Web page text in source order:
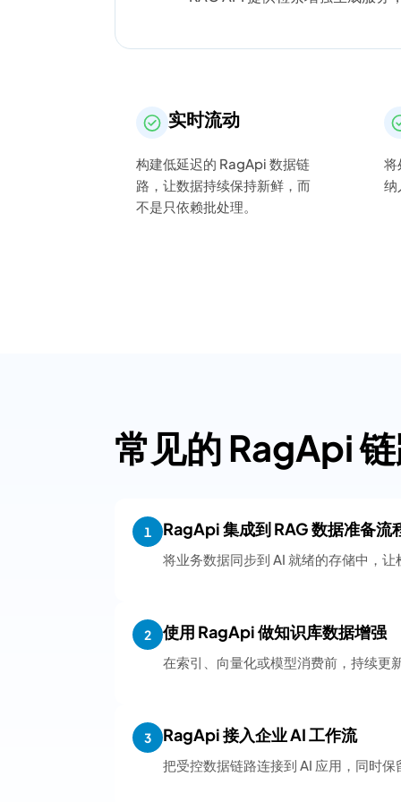
实时流动
构建低延迟的 RagApi 数据链
路，让数据持续保持新鲜，而
不是只依赖批处理。
将
纳
常见的 RagApi
1 RagApi 集成到 RAG 数据准备流
将业务数据同步到 AI 就绪的存储中，
2 使用 RagApi 做知识库数据增强
在索引、向量化或模型消费前，持续更
3 RagApi 接入企业 AI 工作流
把受控数据链路连接到 AI 应用，同时